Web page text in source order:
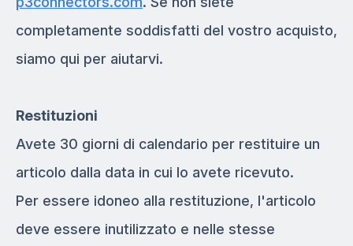
completamente soddisfatti del vostro acquisto,
siamo qui per aiutarvi.
Restituzioni
Avete 30 giorni di calendario per restituire un
articolo dalla data in cui lo avete ricevuto.
Per essere idoneo alla restituzione, l'articolo
deve essere inutilizzato e nelle stesse